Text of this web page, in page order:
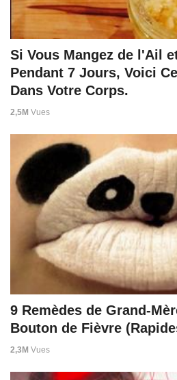
Si Vous Mangez de l'Ail
Pendant 7 Jours, Voici
Dans Votre Corps.
2,5M Vues
9 Remèdes de Grand-
Bouton de Fièvre
2,3M Vues